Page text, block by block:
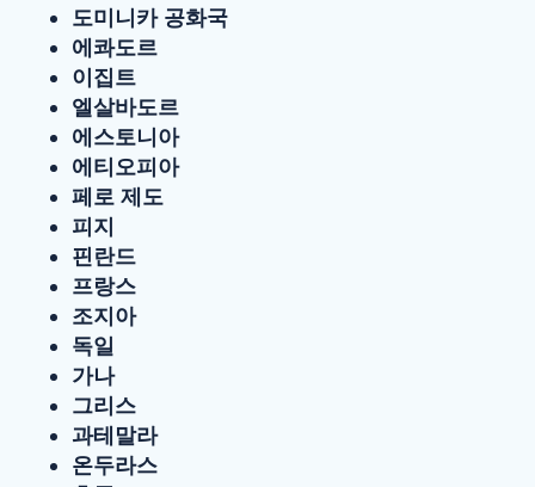
도미니카 공화국
에콰도르
이집트
엘살바도르
에스토니아
에티오피아
페로 제도
피지
핀란드
프랑스
조지아
독일
가나
그리스
과테말라
온두라스